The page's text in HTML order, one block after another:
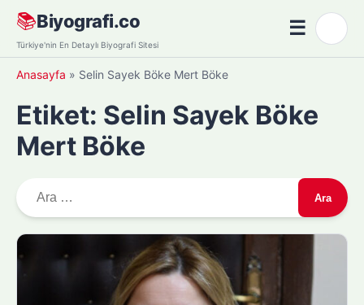
Skip
content
📚Biyografi.co
Türkiye'nin En Detaylı Biyografi Sitesi
☰Menü
Anasayfa » Selin Sayek Böke Mert Böke
Etiket: Selin Sayek Böke
Mert Böke
r